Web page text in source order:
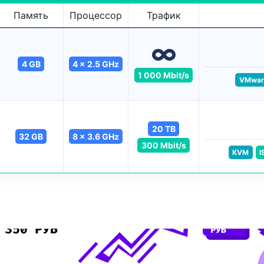
Память Процессор Трафик
4 GB
4 x 2.5 GHz
1 000 Mbit/s
32 GB 8 x 3.6 GHz
20 TB
300 Mbit/s
KVM